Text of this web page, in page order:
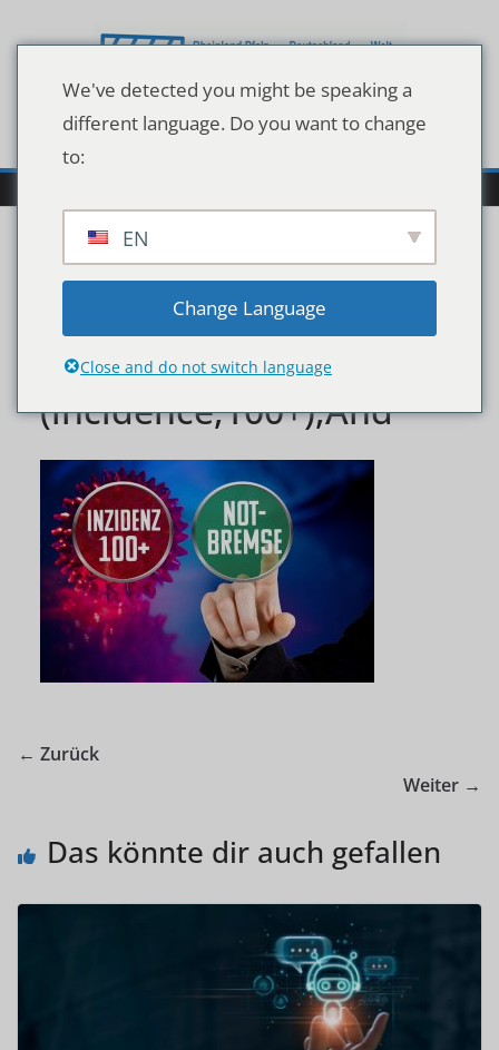
Inhalt
Buttons,With,The,Germa
n,Words,Inzidenz,100+,
(incidence,100+),And
← Zurück
Weiter →
Das könnte dir auch gefallen
We've detected you might be speaking a
different language. Do you want to change
to:
EN
Change Language
Close and do not switch language